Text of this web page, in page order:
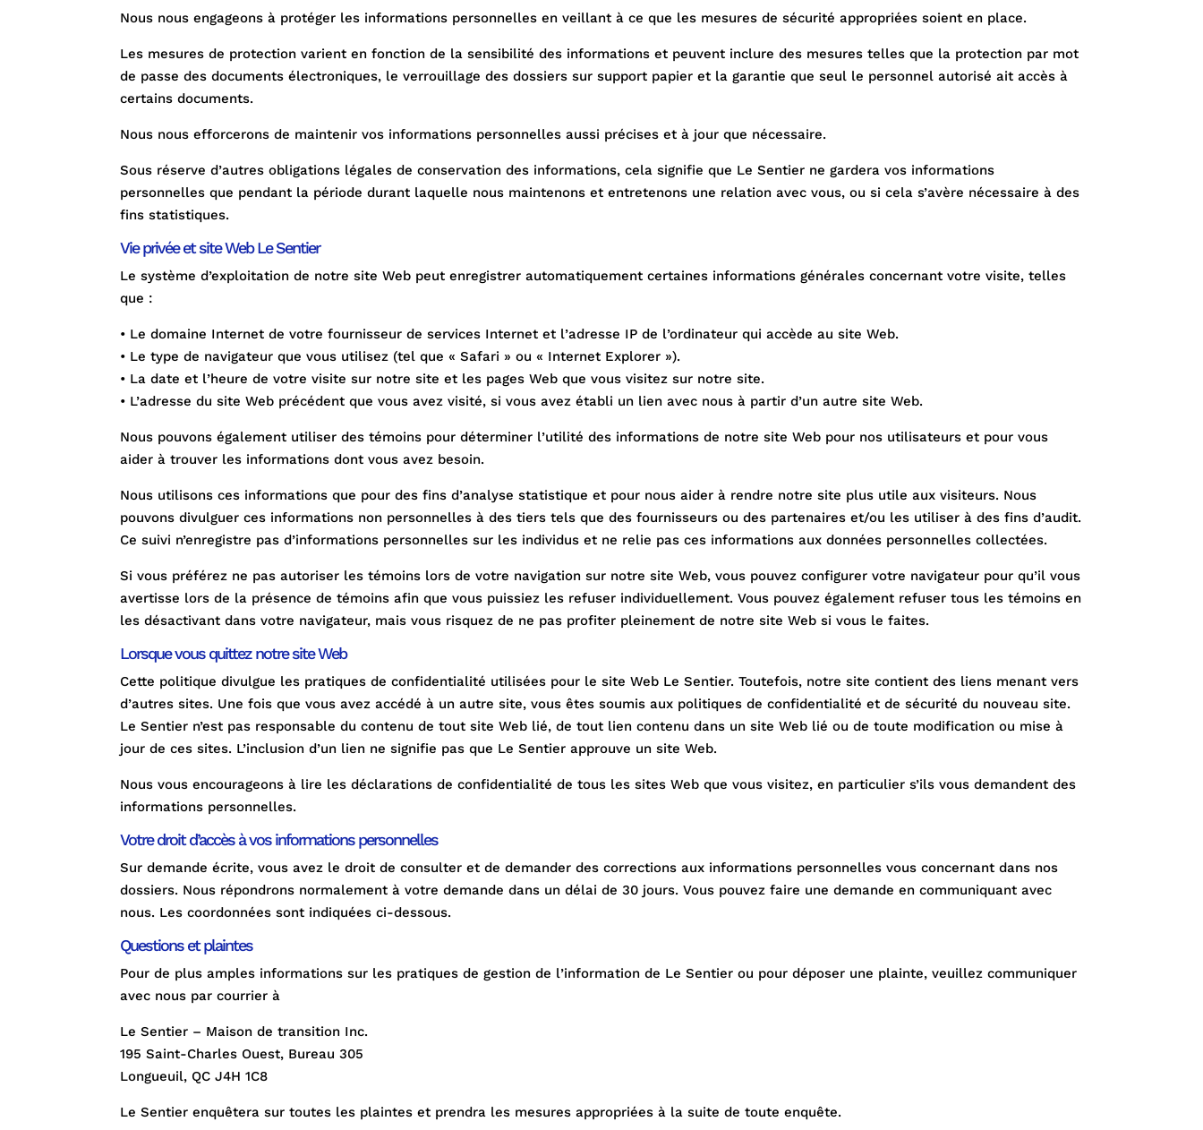
Nous nous engageons à protéger les informations personnelles en veillant à ce que les mesures de sécurité appropriées soient en place.
Les mesures de protection varient en fonction de la sensibilité des informations et peuvent inclure des mesures telles que la protection par mot
de passe des documents électroniques, le verrouillage des dossiers sur support papier et la garantie que seul le personnel autorisé ait accès à
certains documents.
Nous nous efforcerons de maintenir vos informations personnelles aussi précises et à jour que nécessaire.
Sous réserve d’autres obligations légales de conservation des informations, cela signifie que Le Sentier ne gardera vos informations
personnelles que pendant la période durant laquelle nous maintenons et entretenons une relation avec vous, ou si cela s’avère nécessaire à des
fins statistiques.
Vie privée et site Web Le Sentier
Le système d’exploitation de notre site Web peut enregistrer automatiquement certaines informations générales concernant votre visite, telles
que :
• Le domaine Internet de votre fournisseur de services Internet et l’adresse IP de l’ordinateur qui accède au site Web.
• Le type de navigateur que vous utilisez (tel que « Safari » ou « Internet Explorer »).
• La date et l’heure de votre visite sur notre site et les pages Web que vous visitez sur notre site.
• L’adresse du site Web précédent que vous avez visité, si vous avez établi un lien avec nous à partir d’un autre site Web.
Nous pouvons également utiliser des témoins pour déterminer l’utilité des informations de notre site Web pour nos utilisateurs et pour vous
aider à trouver les informations dont vous avez besoin.
Nous utilisons ces informations que pour des fins d’analyse statistique et pour nous aider à rendre notre site plus utile aux visiteurs. Nous
pouvons divulguer ces informations non personnelles à des tiers tels que des fournisseurs ou des partenaires et/ou les utiliser à des fins d’audit.
Ce suivi n’enregistre pas d’informations personnelles sur les individus et ne relie pas ces informations aux données personnelles collectées.
Si vous préférez ne pas autoriser les témoins lors de votre navigation sur notre site Web, vous pouvez configurer votre navigateur pour qu’il vous
avertisse lors de la présence de témoins afin que vous puissiez les refuser individuellement. Vous pouvez également refuser tous les témoins en
les désactivant dans votre navigateur, mais vous risquez de ne pas profiter pleinement de notre site Web si vous le faites.
Lorsque vous quittez notre site Web
Cette politique divulgue les pratiques de confidentialité utilisées pour le site Web Le Sentier. Toutefois, notre site contient des liens menant vers
d’autres sites. Une fois que vous avez accédé à un autre site, vous êtes soumis aux politiques de confidentialité et de sécurité du nouveau site.
Le Sentier n’est pas responsable du contenu de tout site Web lié, de tout lien contenu dans un site Web lié ou de toute modification ou mise à
jour de ces sites. L’inclusion d’un lien ne signifie pas que Le Sentier approuve un site Web.
Nous vous encourageons à lire les déclarations de confidentialité de tous les sites Web que vous visitez, en particulier s’ils vous demandent des
informations personnelles.
Votre droit d’accès à vos informations personnelles
Sur demande écrite, vous avez le droit de consulter et de demander des corrections aux informations personnelles vous concernant dans nos
dossiers. Nous répondrons normalement à votre demande dans un délai de 30 jours. Vous pouvez faire une demande en communiquant avec
nous. Les coordonnées sont indiquées ci-dessous.
Questions et plaintes
Pour de plus amples informations sur les pratiques de gestion de l’information de Le Sentier ou pour déposer une plainte, veuillez communiquer
avec nous par courrier à
Le Sentier – Maison de transition Inc.
195 Saint-Charles Ouest, Bureau 305
Longueuil, QC J4H 1C8
Le Sentier enquêtera sur toutes les plaintes et prendra les mesures appropriées à la suite de toute enquête.